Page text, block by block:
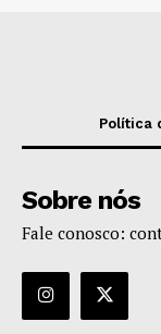
Política
Sobre nós
Fale conosco: